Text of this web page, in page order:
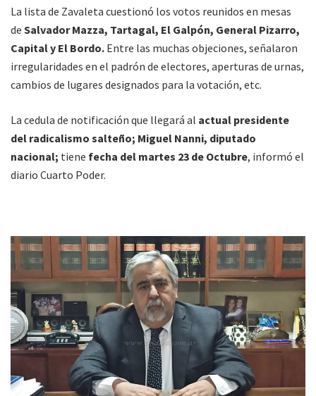
La lista de Zavaleta cuestionó los votos reunidos en mesas
de Salvador Mazza, Tartagal, El Galpón, General Pizarro,
Capital y El Bordo. Entre las muchas objeciones, señalaron
irregularidades en el padrón de electores, aperturas de urnas,
cambios de lugares designados para la votación, etc.
La cedula de notificación que llegará al actual presidente
del radicalismo salteño; Miguel Nanni, diputado
nacional; tiene fecha del martes 23 de Octubre, informó el
diario Cuarto Poder.